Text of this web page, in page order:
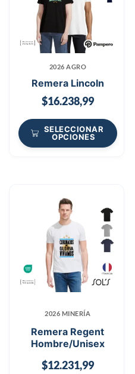
2026 AGRO
Remera Lincoln
$16.238,99
SELECCIONAR
OPCIONES
2026 MINERÍA
Remera Regent
Hombre/Unisex
$12.231,99